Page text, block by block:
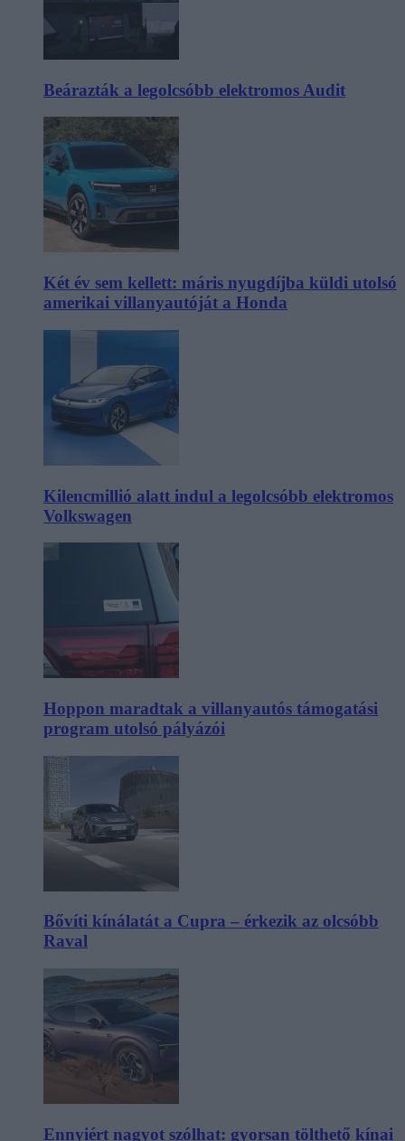
Beárazták a legolcsóbb elektromos Audit
Két év sem kellett: máris nyugdíjba küldi utolsó
amerikai villanyautóját a Honda
Kilencmillió alatt indul a legolcsóbb elektromos
Volkswagen
Hoppon maradtak a villanyautós támogatási
program utolsó pályázói
Bővíti kínálatát a Cupra – érkezik az olcsóbb
Raval
Ennyiért nagyot szólhat: gyorsan tölthető kínai